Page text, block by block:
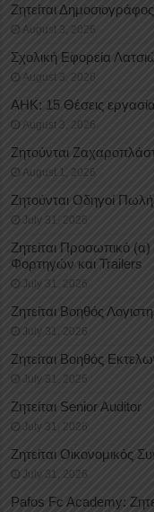
Ζητείται Δημοσιογράφος
August 3, 2026
Σχολική Εφορεία
August 3, 2026
ΑΗΚ: 15 Θέσεις
August 3, 2026
Ζητούνται
August 1, 2026
Ζητούνται Οδηγοί
July 31, 2026
Ζητείται Προσωπικό
Φορτηγών και Trailers
July 31, 2026
Ζητείται Βοηθός
July 31, 2026
Ζητείται Βοηθός
July 31, 2026
Ζητείται Senior Auditor
July 31, 2026
Ζητείται Οικονομικός
July 31, 2026
Pafos Fc Academy: